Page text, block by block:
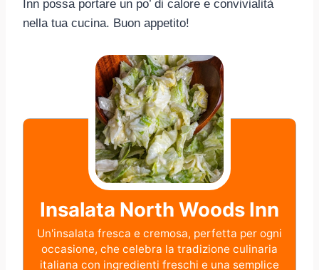
Inn possa portare un po’ di calore e convivialità
nella tua cucina. Buon appetito!
Insalata North Woods Inn
Un'insalata fresca e cremosa, perfetta per ogni
occasione, che celebra la tradizione culinaria
italiana con ingredienti freschi e una semplice